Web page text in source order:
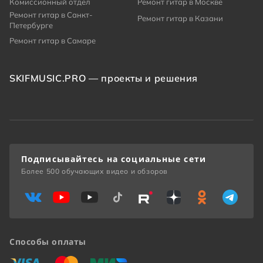
Комиссионный отдел
Ремонт гитар в Москве
Ремонт гитар в Санкт-
Петербурге
Ремонт гитар в Казани
Ремонт гитар в Самаре
SKIFMUSIC.PRO — проекты и решения
Способы оплаты
«Виза» «Мастеркард»
«Мир»
Подписывайтесь на социальные сети
Более 500 обучающих видео и обзоров